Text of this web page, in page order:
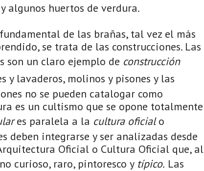
algunos huertos de verdura.
de las brañas, tal vez el más
se trata de las construcciones. Las
son un claro ejemplo de construcción
y lavaderos, molinos y pisones y las
no se pueden catalogar como
es un cultismo que se opone totalmente
es paralela a la cultura oficialo
deben integrarse y ser analizadas desde
Oficial o Cultura Oficial que, al
curioso, raro, pintoresco y típico. Las